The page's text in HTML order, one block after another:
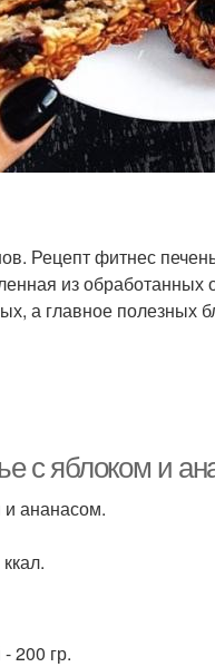
с медом
банановое
печение
Рецепт фитнес
из
а главное полезных
с яблоком и
и ананасом.
200 гр.